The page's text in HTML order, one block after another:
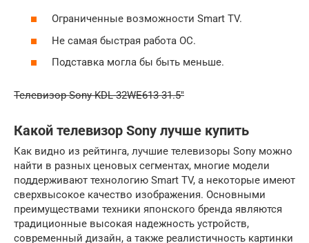
Ограниченные возможности Smart TV.
Не самая быстрая работа ОС.
Подставка могла бы быть меньше.
Телевизор Sony KDL-32WE613 31.5″
Какой телевизор Sony лучше купить
Как видно из рейтинга, лучшие телевизоры Sony можно
найти в разных ценовых сегментах, многие модели
поддерживают технологию Smart TV, а некоторые имеют
сверхвысокое качество изображения. Основными
преимуществами техники японского бренда являются
традиционные высокая надежность устройств,
современный дизайн, а также реалистичность картинки